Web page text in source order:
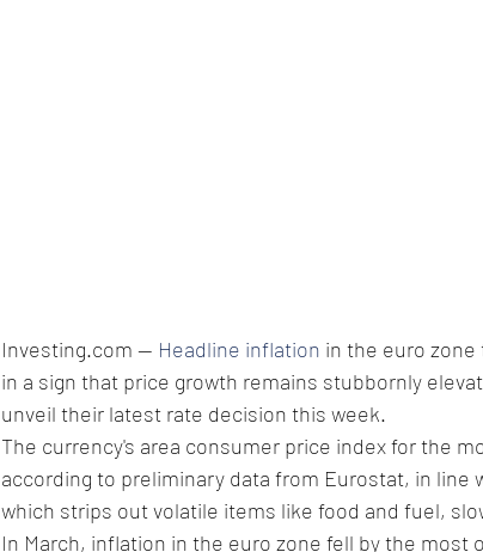
Investing.com -- Headline inflation in the euro zone
in a sign that price growth remains stubbornly
unveil their latest rate decision this week.
The currency's area consumer price index for the
according to preliminary data from Eurostat, in line
which strips out volatile items like food and fuel,
In March, inflation in the euro zone fell by the